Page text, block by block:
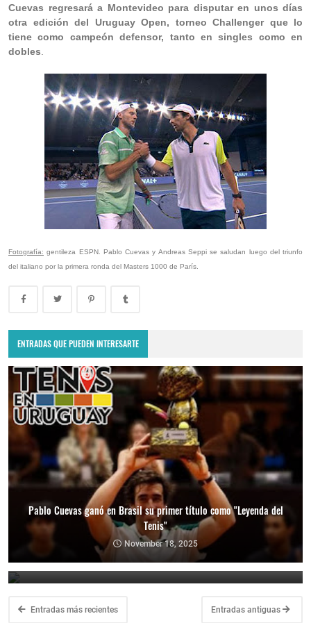
Cuevas regresará a Montevideo para disputar en unos días
otra edición del Uruguay Open, torneo Challenger que lo
tiene como campeón defensor, tanto en singles como en
dobles
Fotografía: gentileza ESPN. Pablo Cuevas y Andreas Seppi se saludan luego del triunfo
del italiano por la primera ronda del Masters 1000 de París.
ENTRADAS QUE PUEDEN INTERESARTE
Pablo Cuevas ganó en Brasil su primer título como "Leyenda del
Tenis"
November 18, 2025
Copa Davis 2024: Uruguay enfrentará a Bolivia como visitante por
el Grupo Mundial II
February 10, 2024
Entradas más recientes Entradas antiguas